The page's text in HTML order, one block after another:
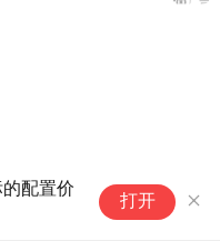
配置价
打开